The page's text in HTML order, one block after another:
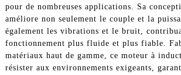
pour de nombreuses applications. Sa
améliore non seulement le couple et la
également les vibrations et le bruit,
fonctionnement plus fluide et plus fiable.
matériaux haut de gamme, ce moteur à
résister aux environnements exigeants,